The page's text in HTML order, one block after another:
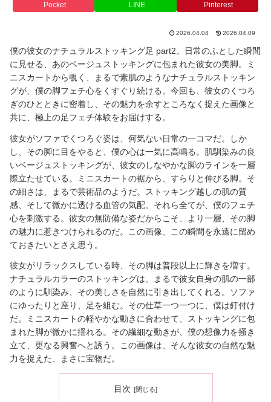
Pocket LINE Pinterest
2026.04.04 2026.04.09
僕の彼女のナチュラルストッキング足 part2。日常のふとした瞬間
に見せる、あのベージュストッキングに包まれた彼女の美脚。ミ
ニスカートから覗く、まるで素肌のようなナチュラルストッキン
グが、僕の脚フェチ心をくすぐり続ける。今回も、彼女のくつろ
ぎのひとときに密着し、その魅力を余すところなく捉えた画像と
共に、極上の足フェチ体験をお届けする。
彼女がソファでくつろぐ姿は、何気ない日常の一コマだ。しか
し、その脚に目をやると、僕の心は一気に高鳴る。肌馴染みの良
いベージュストッキングが、彼女のしなやかな脚のラインを一層
際立たせている。ミニスカートの裾から、すらりと伸びる脚。そ
の細さは、まるで芸術品のようだ。ストッキング越しの肌の質
感、そして微かに透ける血管の気配。それら全てが、僕のフェチ
心を刺激する。彼女の無防備な姿だからこそ、より一層、その脚
の魅力に惹きつけられるのだ。この画像、この瞬間を永遠に留め
ておきたいとさえ思う。
彼女がリラックスしている時、その脚は普段以上に輝きを増す。
ナチュラルカラーのストッキングは、まるで彼女自身の肌の一部
のように馴染み、その美しさを自然に引き出してくれる。ソファ
にゆったりと座り、足を組む。その仕草一つ一つに、僕は釘付け
だ。ミニスカートの軽やかな動きに合わせて、ストッキングに包
まれた脚が微かに揺れる。その繊細な動きが、僕の想像力を掻き
立て、更なる興奮へと誘う。この画像は、そんな彼女の自然な魅
力を捉えた、まさに宝物だ。
目次